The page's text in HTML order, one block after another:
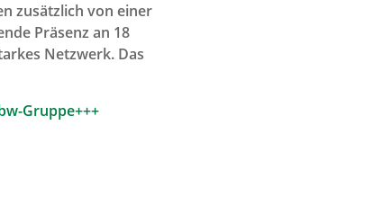
zusätzlich von einer
Präsenz an 18
Netzwerk. Das
Gruppe+++